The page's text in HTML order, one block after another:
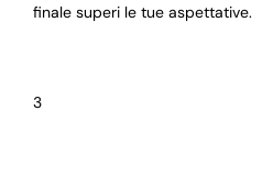
finale superi le tue aspettative.
3